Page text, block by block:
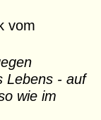
vom
Lebens - auf
wie im